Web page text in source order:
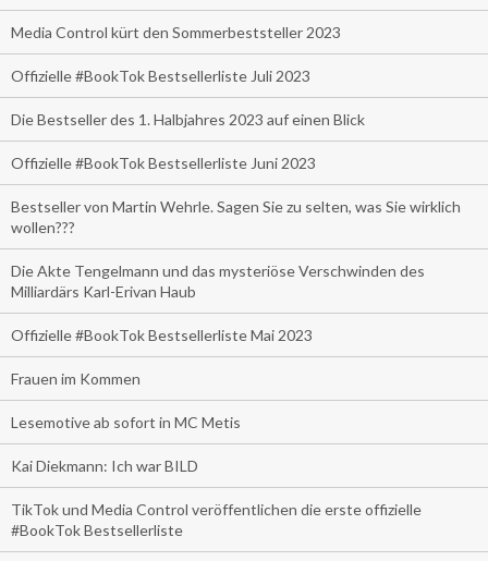
Media Control kürt den Sommerbeststeller 2023
Offizielle #BookTok Bestsellerliste Juli 2023
Die Bestseller des 1. Halbjahres 2023 auf einen Blick
Offizielle #BookTok Bestsellerliste Juni 2023
Bestseller von Martin Wehrle. Sagen Sie zu selten, was Sie wirklich
wollen???
Die Akte Tengelmann und das mysteriöse Verschwinden des
Milliardärs Karl-Erivan Haub
Offizielle #BookTok Bestsellerliste Mai 2023
Frauen im Kommen
Lesemotive ab sofort in MC Metis
Kai Diekmann: Ich war BILD
TikTok und Media Control veröffentlichen die erste offizielle
#BookTok Bestsellerliste